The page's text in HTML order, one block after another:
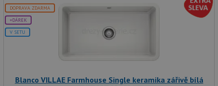
DOPRAVA ZDARMA
+DÁREK
V SETU
Blanco VILLAE Farmhouse Single keramika zářivě bílá
Funkční soubory
Nezbytně nutné soubory cookie umožňují základní
nezbytně nutných souborů cookie správně používat.
Název
Doména
Vyprší Popis